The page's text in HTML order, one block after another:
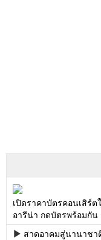
เปิดราคาบัตรคอนเสิร์
อารีน่า กดบัตรพร้อมกัน
สาดอาคมสู่นานาชา